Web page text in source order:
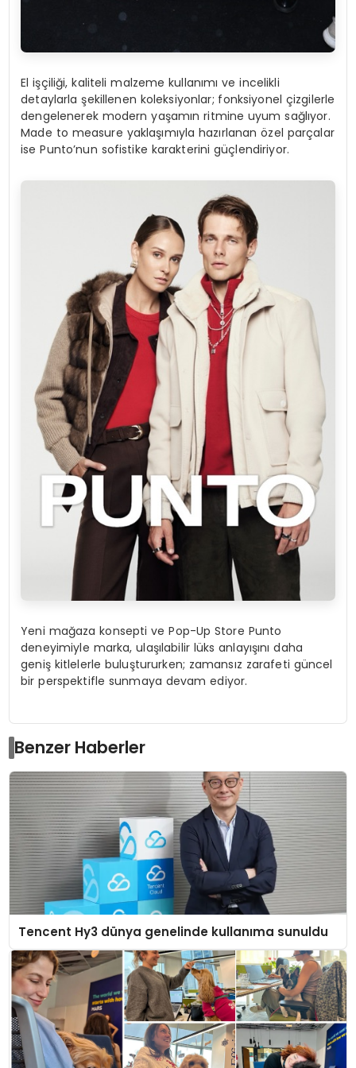
El işçiliği, kaliteli malzeme kullanımı ve incelikli
detaylarla şekillenen koleksiyonlar; fonksiyonel çizgilerle
dengelenerek modern yaşamın ritmine uyum sağlıyor.
Made to measure yaklaşımıyla hazırlanan özel parçalar
ise Punto’nun sofistike karakterini güçlendiriyor.
Yeni mağaza konsepti ve Pop-Up Store Punto
deneyimiyle marka, ulaşılabilir lüks anlayışını daha
geniş kitlelerle buluştururken; zamansız zarafeti güncel
bir perspektifle sunmaya devam ediyor.
Benzer Haberler
Tencent Hy3 dünya genelinde kullanıma sunuldu